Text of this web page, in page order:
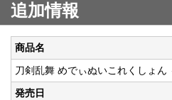
追加情報
商品名
刀剣乱舞 めでぃぬいこれくしょん
発売日